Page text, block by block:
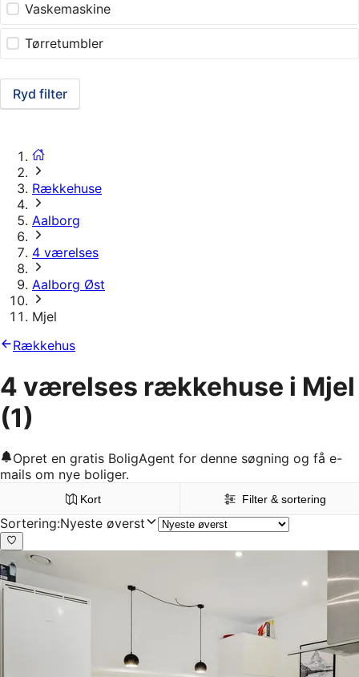
Vaskemaskine
Tørretumbler
Ryd filter
Rækkehuse
Aalborg
4 værelses
Aalborg Øst
Mjel
Rækkehus
4 værelses rækkehuse i Mjel
(1)
Opret en gratis BoligAgent for denne søgning og få e-
mails om nye boliger.
Kort Filter & sortering
Sortering:Nyeste øverst